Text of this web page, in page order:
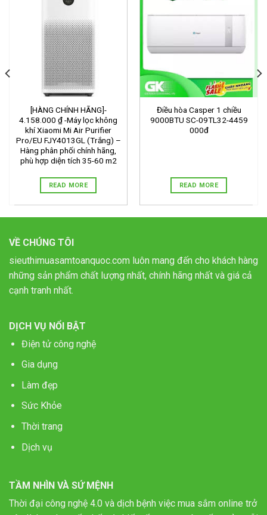
[HÀNG CHÍNH HÃNG]-
4.158.000 ₫ -Máy lọc không
khí Xiaomi Mi Air Purifier
Pro/EU FJY4013GL (Trắng) –
Hàng phân phối chính hãng,
phù hợp diện tích 35-60 m2
READ MORE
Điều hòa Casper 1 chiều
9000BTU SC-09TL32-4459
000đ
READ MORE
VỀ CHÚNG TÔI
sieuthimuasamtoanquoc.com luôn mang đến cho khách hàng
những sản phẩm chất lượng nhất, chính hãng nhất và giá cả
cạnh tranh nhất.
DỊCH VỤ NỔI BẬT
Điện tử công nghệ
Gia dụng
Làm đẹp
Sức Khỏe
Thời trang
Dịch vụ
TẦM NHÌN VÀ SỨ MỆNH
Thời đại công nghệ 4.0 và dịch bệnh việc mua sắm online trở